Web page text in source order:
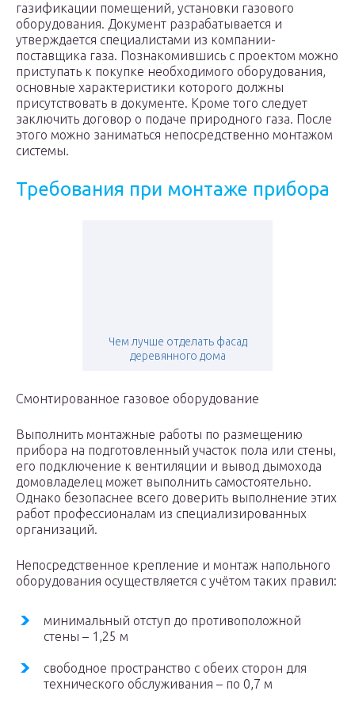
газификации помещений, установки газового
оборудования. Документ разрабатывается и
утверждается специалистами из компании-
поставщика газа. Познакомившись с проектом можно
приступать к покупке необходимого оборудования,
основные характеристики которого должны
присутствовать в документе. Кроме того следует
заключить договор о подаче природного газа. После
этого можно заниматься непосредственно монтажом
системы.
Требования при монтаже прибора
Чем лучше отделать фасад
деревянного дома
Смонтированное газовое оборудование
Выполнить монтажные работы по размещению
прибора на подготовленный участок пола или стены,
его подключение к вентиляции и вывод дымохода
домовладелец может выполнить самостоятельно.
Однако безопаснее всего доверить выполнение этих
работ профессионалам из специализированных
организаций.
Непосредственное крепление и монтаж напольного
оборудования осуществляется с учётом таких правил:
минимальный отступ до противоположной
стены – 1,25 м
свободное пространство с обеих сторон для
технического обслуживания – по 0,7 м